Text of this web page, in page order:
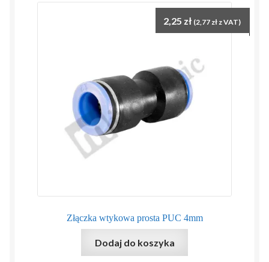
Złączka wtykowa prosta PUC 4mm
2,25 zł (2,77 zł z VAT)
Dodaj do koszyka